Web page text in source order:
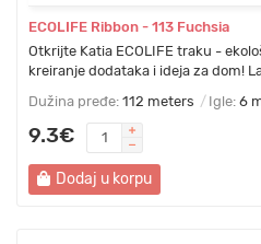
ECOLIFE Ribbon - 113 Fuchsia
Otkrijte Katia ECOLIFE traku -
kreiranje dodataka i ideja za dom!
Dužina pređe: 112 meters Igle: 6
9.3€
Dodaj u korpu